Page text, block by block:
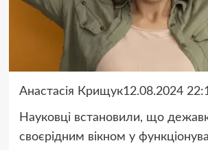
Анастасія Крищук12.08.2024
Науковці встановили, що
своєрідним вікном у